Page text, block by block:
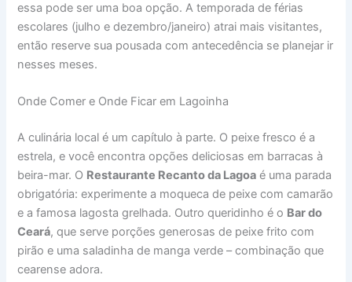
essa pode ser uma boa opção. A temporada de férias
escolares (julho e dezembro/janeiro) atrai mais visitantes,
então reserve sua pousada com antecedência se planejar ir
nesses meses.
Onde Comer e Onde Ficar em Lagoinha
A culinária local é um capítulo à parte. O peixe fresco é a
estrela, e você encontra opções deliciosas em barracas à
beira-mar. O Restaurante Recanto da Lagoa é uma parada
obrigatória: experimente a moqueca de peixe com camarão
e a famosa lagosta grelhada. Outro queridinho é o Bar do
Ceará, que serve porções generosas de peixe frito com
pirão e uma saladinha de manga verde – combinação que
cearense adora.